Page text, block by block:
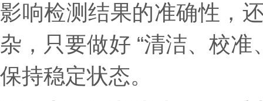
影响检测结果的准确性，
杂，只要做好 “清洁、校
保持稳定状态。